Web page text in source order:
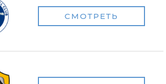
СМОТРЕТЬ